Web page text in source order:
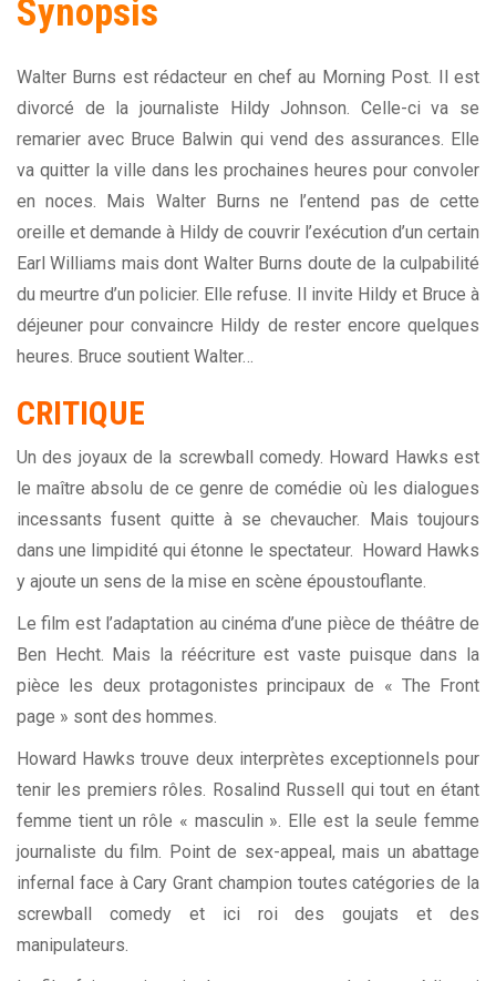
Synopsis
Walter Burns est rédacteur en chef au Morning Post. Il est
divorcé de la journaliste Hildy Johnson. Celle-ci va se
remarier avec Bruce Balwin qui vend des assurances. Elle
va quitter la ville dans les prochaines heures pour convoler
en noces. Mais Walter Burns ne l’entend pas de cette
oreille et demande à Hildy de couvrir l’exécution d’un certain
Earl Williams mais dont Walter Burns doute de la culpabilité
du meurtre d’un policier. Elle refuse. Il invite Hildy et Bruce à
déjeuner pour convaincre Hildy de rester encore quelques
heures. Bruce soutient Walter…
CRITIQUE
Un des joyaux de la screwball comedy. Howard Hawks est
le maître absolu de ce genre de comédie où les dialogues
incessants fusent quitte à se chevaucher. Mais toujours
dans une limpidité qui étonne le spectateur. Howard Hawks
y ajoute un sens de la mise en scène époustouflante.
Le film est l’adaptation au cinéma d’une pièce de théâtre de
Ben Hecht. Mais la réécriture est vaste puisque dans la
pièce les deux protagonistes principaux de « The Front
page » sont des hommes.
Howard Hawks trouve deux interprètes exceptionnels pour
tenir les premiers rôles. Rosalind Russell qui tout en étant
femme tient un rôle « masculin ». Elle est la seule femme
journaliste du film. Point de sex-appeal, mais un abattage
infernal face à Cary Grant champion toutes catégories de la
screwball comedy et ici roi des goujats et des
manipulateurs.